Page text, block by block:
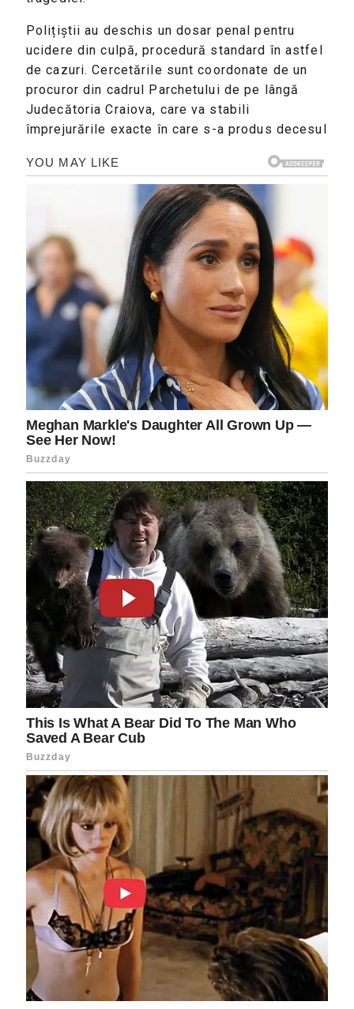
Polițiștii au deschis un dosar penal pentru
ucidere din culpă, procedură standard în astfel
de cazuri. Cercetările sunt coordonate de un
procuror din cadrul Parchetului de pe lângă
Judecătoria Craiova, care va stabili
împrejurările exacte în care s-a produs decesul